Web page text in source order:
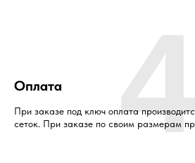
Оплата
При заказе под ключ оплата
сеток. При заказе по своим размерам